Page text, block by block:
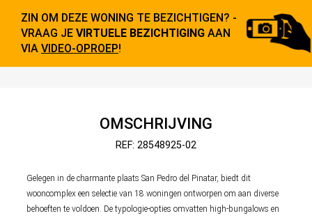
ZIN OM DEZE WONING TE BEZICHTIGEN? -
VRAAG JE VIRTUELE BEZICHTIGING AAN
VIA VIDEO-OPROEP!
OMSCHRIJVING
REF: 28548925-02
Gelegen in de charmante plaats San Pedro del Pinatar, biedt dit
wooncomplex een selectie van 18 woningen ontworpen om aan diverse
behoeften te voldoen. De typologie-opties omvatten high-bungalows en